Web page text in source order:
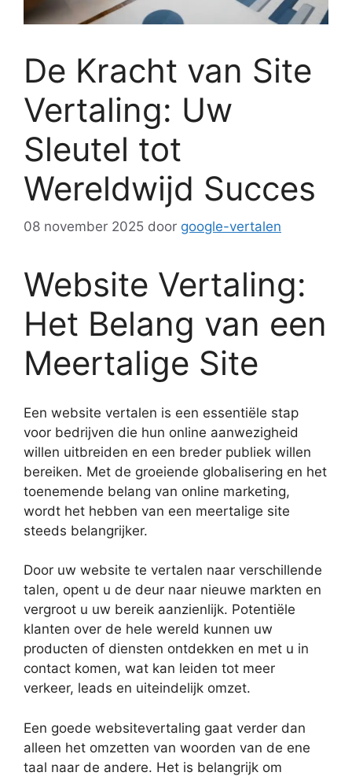
De Kracht van Site
Vertaling: Uw
Sleutel tot
Wereldwijd Succes
08 november 2025 door google-vertalen
Website Vertaling:
Het Belang van een
Meertalige Site
Een website vertalen is een essentiële stap
voor bedrijven die hun online aanwezigheid
willen uitbreiden en een breder publiek willen
bereiken. Met de groeiende globalisering en het
toenemende belang van online marketing,
wordt het hebben van een meertalige site
steeds belangrijker.
Door uw website te vertalen naar verschillende
talen, opent u de deur naar nieuwe markten en
vergroot u uw bereik aanzienlijk. Potentiële
klanten over de hele wereld kunnen uw
producten of diensten ontdekken en met u in
contact komen, wat kan leiden tot meer
verkeer, leads en uiteindelijk omzet.
Een goede websitevertaling gaat verder dan
alleen het omzetten van woorden van de ene
taal naar de andere. Het is belangrijk om